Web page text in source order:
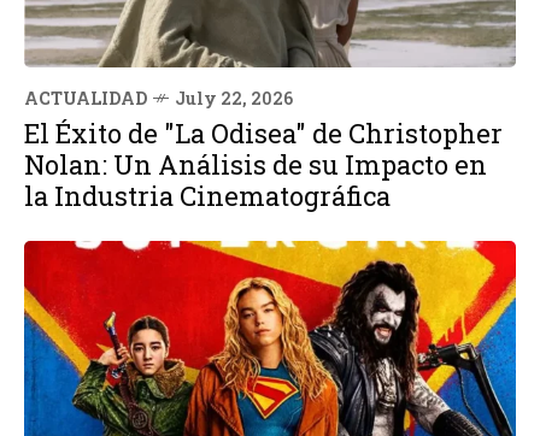
ACTUALIDAD July 22, 2026
El Éxito de "La Odisea" de Christopher
Nolan: Un Análisis de su Impacto en
la Industria Cinematográfica